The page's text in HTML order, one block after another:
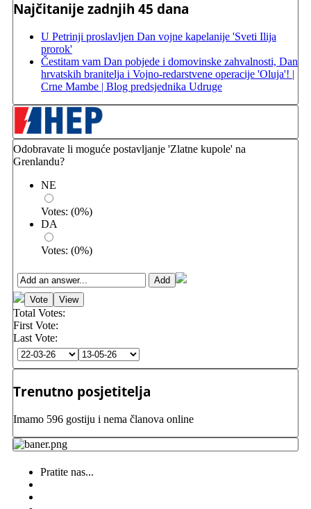
Najčitanije zadnjih 45 dana
U Petrinji proslavljen Dan vojne kapelanije 'Sveti Ilija
prorok'
Čestitam vam Dan pobjede i domovinske zahvalnosti, Dan
hrvatskih branitelja i Vojno-redarstvene operacije 'Oluja'! |
Crne Mambe | Blog predsjednika Udruge
Odobravate li moguće postavljanje 'Zlatne kupole' na
Grenlandu?
NE
Votes: (0%)
DA
Votes: (0%)
Total Votes:
First Vote:
Last Vote:
Trenutno posjetitelja
Imamo 596 gostiju i nema članova online
Pratite nas...